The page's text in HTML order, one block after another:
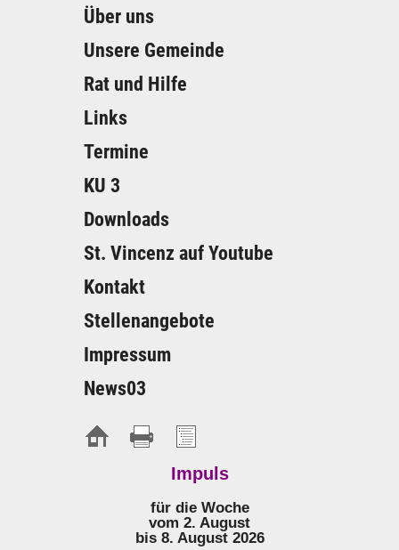
Über uns
Unsere Gemeinde
Rat und Hilfe
Links
Termine
KU 3
Downloads
St. Vincenz auf Youtube
Kontakt
Stellenangebote
Impressum
News03
Impuls
für die Woche
vom 2. August
bis 8. August 2026